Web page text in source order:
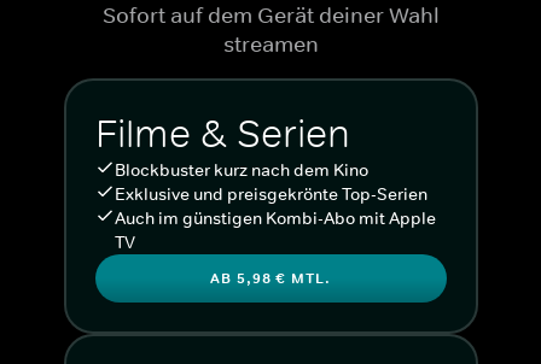
Sofort auf dem Gerät deiner Wahl
streamen
Filme & Serien
Blockbuster kurz nach dem Kino
Exklusive und preisgekrönte Top-Serien
Auch im günstigen Kombi-Abo mit Apple
TV
AB 5,98 € MTL.